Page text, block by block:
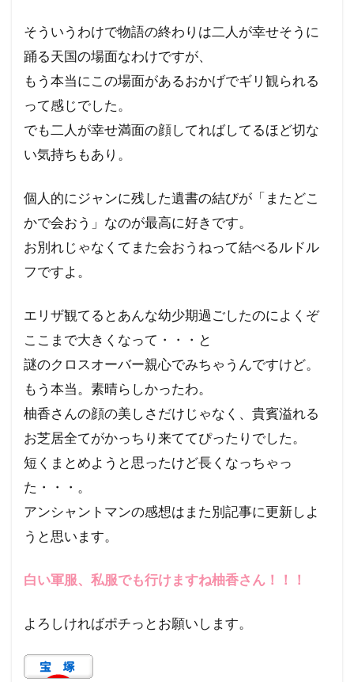
そういうわけで物語の終わりは二人が幸せそうに
踊る天国の場面なわけですが、
もう本当にこの場面があるおかげでギリ観られる
って感じでした。
でも二人が幸せ満面の顔してればしてるほど切な
い気持ちもあり。
個人的にジャンに残した遺書の結びが「またどこ
かで会おう」なのが最高に好きです。
お別れじゃなくてまた会おうねって結べるルドル
フですよ。
エリザ観てるとあんな幼少期過ごしたのによくぞ
ここまで大きくなって・・・と
謎のクロスオーバー親心でみちゃうんですけど。
もう本当。素晴らしかったわ。
柚香さんの顔の美しさだけじゃなく、貴賓溢れる
お芝居全てがかっちり来ててぴったりでした。
短くまとめようと思ったけど長くなっちゃっ
た・・・。
アンシャントマンの感想はまた別記事に更新しよ
うと思います。
白い軍服、私服でも行けますね柚香さん！！！
よろしければポチっとお願いします。